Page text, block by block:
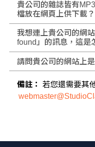
貴公司的雜誌皆有
檔放在網頁上供下載？
我想連上貴公司的網
found」的訊息，這是
請問貴公司的網站上
備註：
若您還需要其